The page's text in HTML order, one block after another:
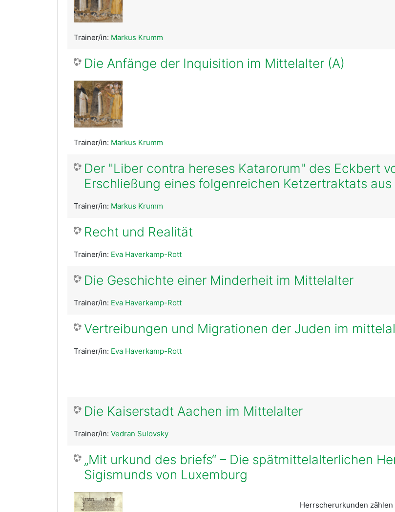
Trainer/in: Markus Krumm
Die Anfänge der Inquisition im Mittelalter (A)
Trainer/in: Markus Krumm
Der "Liber contra hereses Katarorum" des Eckbert
Erschließung eines folgenreichen Ketzertraktats aus
Trainer/in: Markus Krumm
Recht und Realität
Trainer/in: Eva Haverkamp-Rott
Die Geschichte einer Minderheit im Mittelalter
Trainer/in: Eva Haverkamp-Rott
Vertreibungen und Migrationen der Juden im
Trainer/in: Eva Haverkamp-Rott
Die Kaiserstadt Aachen im Mittelalter
Trainer/in: Vedran Sulovsky
„Mit urkund des briefs“ – Die spätmittelalterlichen
Sigismunds von Luxemburg
Herrscherurkunden